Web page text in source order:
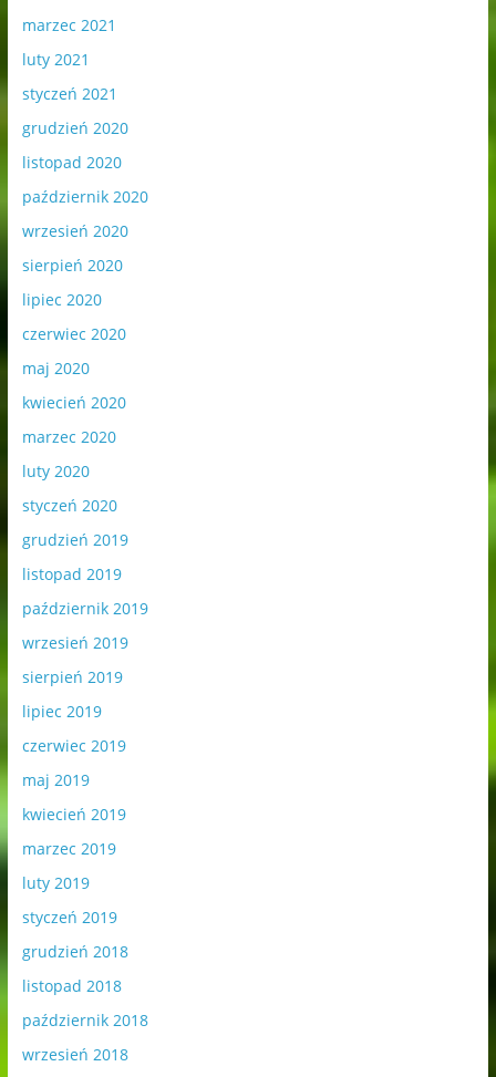
marzec 2021
luty 2021
styczeń 2021
grudzień 2020
listopad 2020
październik 2020
wrzesień 2020
sierpień 2020
lipiec 2020
czerwiec 2020
maj 2020
kwiecień 2020
marzec 2020
luty 2020
styczeń 2020
grudzień 2019
listopad 2019
październik 2019
wrzesień 2019
sierpień 2019
lipiec 2019
czerwiec 2019
maj 2019
kwiecień 2019
marzec 2019
luty 2019
styczeń 2019
grudzień 2018
listopad 2018
październik 2018
wrzesień 2018